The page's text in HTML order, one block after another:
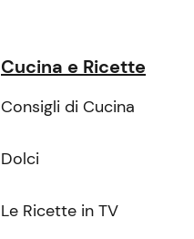
Cucina e Ricette
Consigli di Cucina
Dolci
Le Ricette in TV